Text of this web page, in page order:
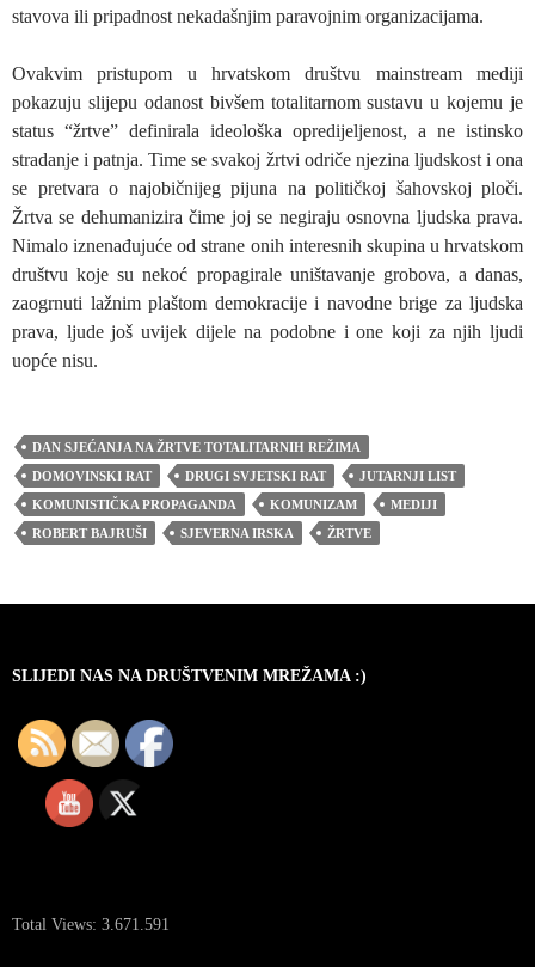
stavova ili pripadnost nekadašnjim paravojnim organizacijama.
Ovakvim pristupom u hrvatskom društvu mainstream mediji
pokazuju slijepu odanost bivšem totalitarnom sustavu u kojemu je
status “žrtve” definirala ideološka opredijeljenost, a ne istinsko
stradanje i patnja. Time se svakoj žrtvi odriče njezina ljudskost i ona
se pretvara o najobičnijeg pijuna na političkoj šahovskoj ploči.
Žrtva se dehumanizira čime joj se negiraju osnovna ljudska prava.
Nimalo iznenađujuće od strane onih interesnih skupina u hrvatskom
društvu koje su nekoć propagirale uništavanje grobova, a danas,
zaogrnuti lažnim plaštom demokracije i navodne brige za ljudska
prava, ljude još uvijek dijele na podobne i one koji za njih ljudi
uopće nisu.
DAN SJEĆANJA NA ŽRTVE TOTALITARNIH REŽIMA
DOMOVINSKI RAT
DRUGI SVJETSKI RAT
JUTARNJI LIST
KOMUNISTIČKA PROPAGANDA
KOMUNIZAM
MEDIJI
ROBERT BAJRUŠI
SJEVERNA IRSKA ŽRTVE
SLIJEDI NAS NA DRUŠTVENIM MREŽAMA :)
Total Views: 3.671.591